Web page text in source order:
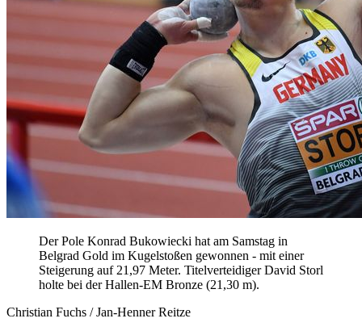
Der Pole Konrad Bukowiecki hat am Samstag in
Belgrad Gold im Kugelstoßen gewonnen - mit einer
Steigerung auf 21,97 Meter. Titelverteidiger David Storl
holte bei der Hallen-EM Bronze (21,30 m).
Christian Fuchs / Jan-Henner Reitze